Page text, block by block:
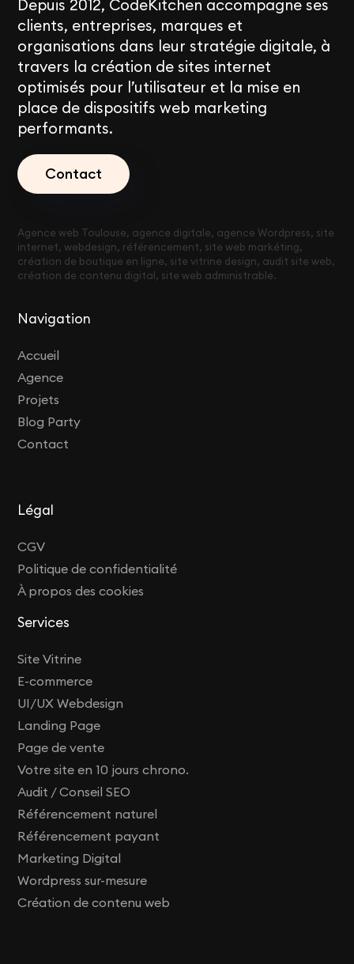
Depuis 2012, CodeKitchen accompagne ses
clients, entreprises, marques et
organisations dans leur stratégie digitale, à
travers la création de sites internet
optimisés pour l’utilisateur et la mise en
place de dispositifs web marketing
performants.
Contact
Agence web Toulouse, agence digitale, agence Wordpress, site
internet, webdesign, référencement, site web markéting,
création de boutique en ligne, site vitrine design, audit site web,
création de contenu digital, site web administrable.
Navigation
Accueil
Agence
Projets
Blog Party
Contact
Légal
CGV
Politique de confidentialité
À propos des cookies
Services
Site Vitrine
E-commerce
UI/UX Webdesign
Landing Page
Page de vente
Votre site en 10 jours chrono.
Audit / Conseil SEO
Référencement naturel
Référencement payant
Marketing Digital
Wordpress sur-mesure
Création de contenu web